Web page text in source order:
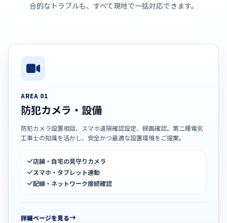
合的なトラブルも、すべて現地で一括対応できます。
AREA 01
防犯カメラ・設備
防犯カメラ設置相談、スマホ遠隔確認設定、録画確認。第二種電気
工事士の知識を活かし、安全かつ最適な設置環境をご提案。
店舗・自宅の見守りカメラ
スマホ・タブレット連動
配線・ネットワーク接続確認
詳細ページを見る